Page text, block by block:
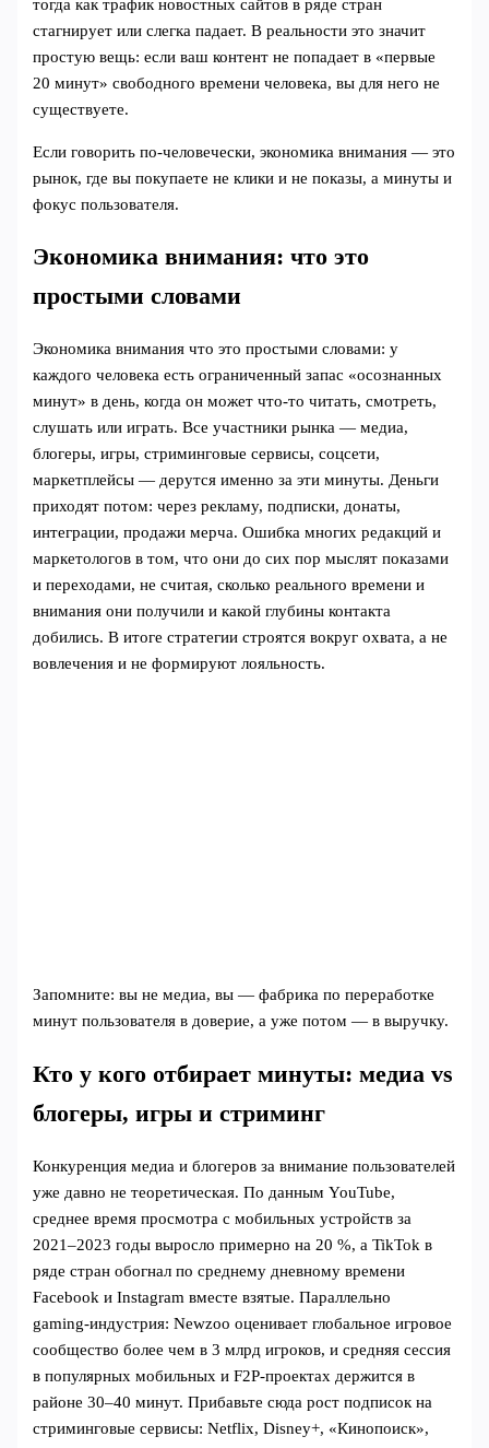
тогда как трафик новостных сайтов в ряде стран
стагнирует или слегка падает. В реальности это значит
простую вещь: если ваш контент не попадает в «первые
20 минут» свободного времени человека, вы для него не
существуете.
Если говорить по-человечески, экономика внимания — это
рынок, где вы покупаете не клики и не показы, а минуты и
фокус пользователя.
Экономика внимания: что это
простыми словами
Экономика внимания что это простыми словами: у
каждого человека есть ограниченный запас «осознанных
минут» в день, когда он может что-то читать, смотреть,
слушать или играть. Все участники рынка — медиа,
блогеры, игры, стриминговые сервисы, соцсети,
маркетплейсы — дерутся именно за эти минуты. Деньги
приходят потом: через рекламу, подписки, донаты,
интеграции, продажи мерча. Ошибка многих редакций и
маркетологов в том, что они до сих пор мыслят показами
и переходами, не считая, сколько реального времени и
внимания они получили и какой глубины контакта
добились. В итоге стратегии строятся вокруг охвата, а не
вовлечения и не формируют лояльность.
Запомните: вы не медиа, вы — фабрика по переработке
минут пользователя в доверие, а уже потом — в выручку.
Кто у кого отбирает минуты: медиа vs
блогеры, игры и стриминг
Конкуренция медиа и блогеров за внимание пользователей
уже давно не теоретическая. По данным YouTube,
среднее время просмотра с мобильных устройств за
2021–2023 годы выросло примерно на 20 %, а TikTok в
ряде стран обогнал по среднему дневному времени
Facebook и Instagram вместе взятые. Параллельно
gaming‑индустрия: Newzoo оценивает глобальное игровое
сообщество более чем в 3 млрд игроков, и средняя сессия
в популярных мобильных и F2P‑проектах держится в
районе 30–40 минут. Прибавьте сюда рост подписок на
стриминговые сервисы: Netflix, Disney+, «Кинопоиск»,